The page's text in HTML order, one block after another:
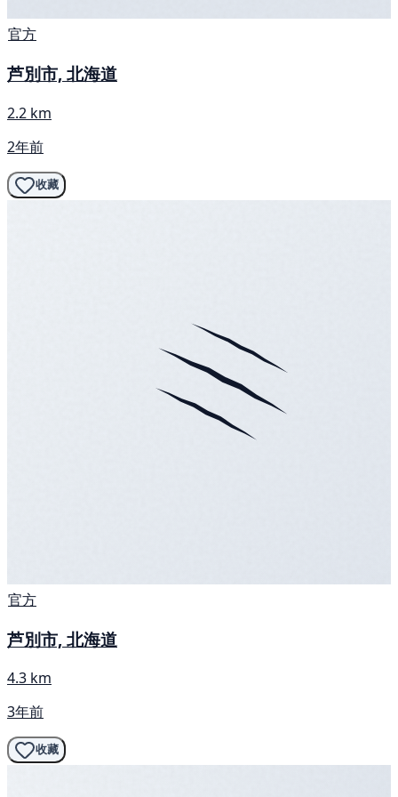
官方
芦別市, 北海道
2.2 km
2年前
收藏
官方
芦別市, 北海道
4.3 km
3年前
收藏